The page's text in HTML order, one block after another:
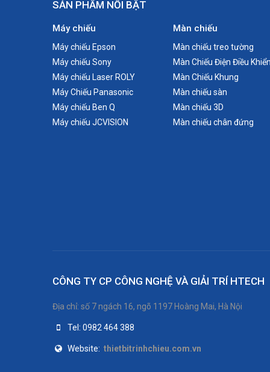
Độ tương phản
Bóng đèn
Kết nối
SẢN PHẨM NỔI BẬT
Máy chiếu
Máy chiếu Epson
Máy chiếu Sony
Máy chiếu Laser ROLY
Máy Chiếu Panasonic
Máy chiếu Ben Q
Máy chiếu JCVISION
Màn chiếu
Màn chiếu treo tường
Màn Chiếu Điện Điều Khiển
Màn Chiếu Khung
Màn chiếu sàn
Màn chiếu 3D
Màn chiếu chân đứng
CÔNG TY CP CÔNG NGHỆ VÀ GIẢI TRÍ HTECH
Địa chỉ: số 7 ngách 16, ngõ 1197 Hoàng Mai, Hà Nội
Tel: 0982 464 388
Website: thietbitrinhchieu.com.vn